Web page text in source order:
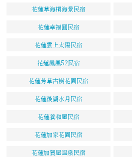
花蓮草海桐海景民宿
花蓮幸福圓民宿
花蓮雲上太陽民宿
花蓮鳳凰52民宿
花蓮芳草古樹花園民宿
花蓮後湖水月民宿
花蓮養和屋民宿
花蓮加家花園民宿
花蓮加賀屋溫泉民宿